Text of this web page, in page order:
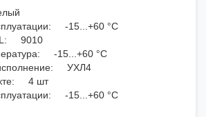
-15...+60 °C
9010
-15...+60 °C
исполнение: УХЛ4
4 шт
-15...+60 °C